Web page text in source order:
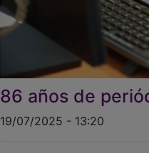
86 años de
19/07/2025 - 13:20